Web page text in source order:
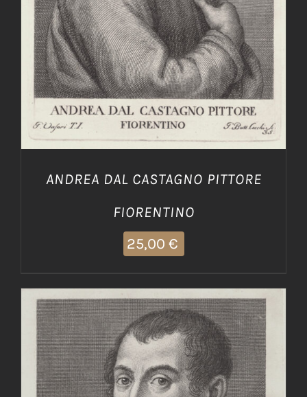
ANDREA DAL CASTAGNO PITTORE
FIORENTINO
25,00 €